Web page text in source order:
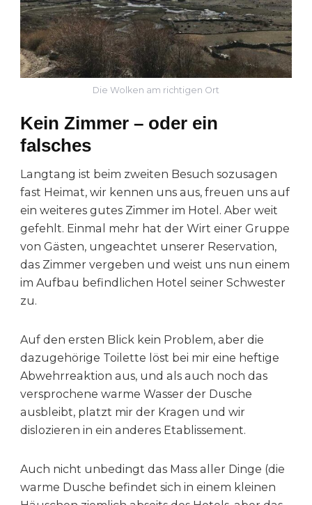
Die Wolken am richtigen Ort
Kein Zimmer – oder ein
falsches
Langtang ist beim zweiten Besuch sozusagen
fast Heimat, wir kennen uns aus, freuen uns auf
ein weiteres gutes Zimmer im Hotel. Aber weit
gefehlt. Einmal mehr hat der Wirt einer Gruppe
von Gästen, ungeachtet unserer Reservation,
das Zimmer vergeben und weist uns nun einem
im Aufbau befindlichen Hotel seiner Schwester
zu.
Auf den ersten Blick kein Problem, aber die
dazugehörige Toilette löst bei mir eine heftige
Abwehrreaktion aus, und als auch noch das
versprochene warme Wasser der Dusche
ausbleibt, platzt mir der Kragen und wir
dislozieren in ein anderes Etablissement.
Auch nicht unbedingt das Mass aller Dinge (die
warme Dusche befindet sich in einem kleinen